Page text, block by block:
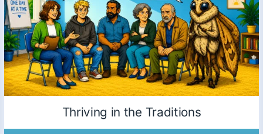
Thriving in the Traditions